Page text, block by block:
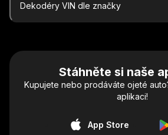
Dekodéry VIN dle značky
Stáhněte si naše
Kupujete nebo prodáváte ojeté
aplikaci!
App Store